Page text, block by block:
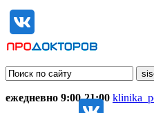
ежедневно 9:00-21:00